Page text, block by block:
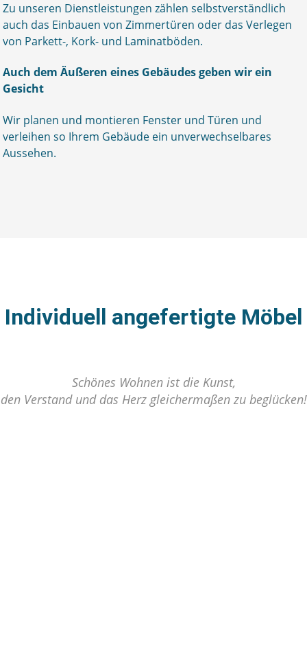
Zu unseren Dienstleistungen zählen selbstverständlich
auch das Einbauen von Zimmertüren oder das Verlegen
von Parkett-, Kork- und Laminatböden.
Auch dem Äußeren eines Gebäudes geben wir ein
Gesicht
Wir planen und montieren Fenster und Türen und
verleihen so Ihrem Gebäude ein unverwechselbares
Aussehen.
Individuell angefertigte Möbel
Schönes Wohnen ist die Kunst,
den Verstand und das Herz gleichermaßen zu beglücken!